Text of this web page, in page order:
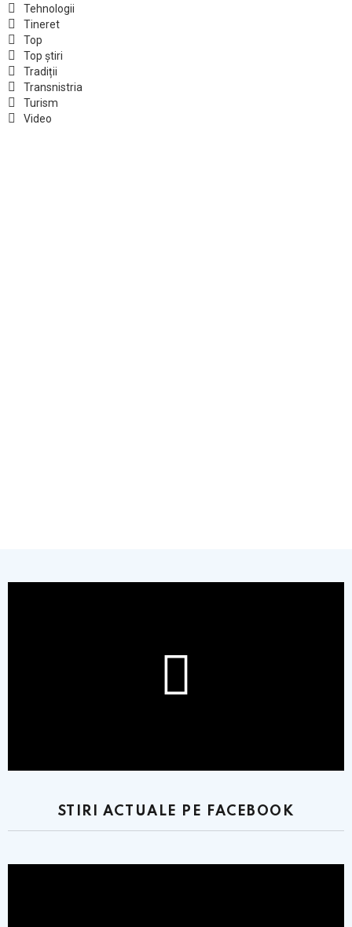
Tehnologii
Tineret
Top
Top știri
Tradiții
Transnistria
Turism
Video
STIRI ACTUALE PE FACEBOOK